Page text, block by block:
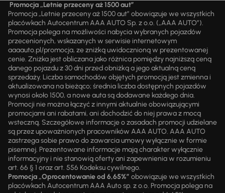
Promocja „Letnie przeceny aż 1500 aut”
Promocja „Letnie przeceny aż 1500 aut” obowiązuje we wszystkich
placówkach Autocentrum AAA AUTO Sp. z o.o. („AAA AUTO”).
Promocja polega na możliwości nabycia wybranych pojazdów
przecenionych, wskazanych w serwisie internetowym
aaaauto.pl/promocja, ze zniżką uwidocznioną w prezentowanej
cenie. Zniżka jest obliczana jako różnica pomiędzy najniższą ceną
danego pojazdu z 30 dni przed obniżką a jego aktualną ceną
sprzedaży. Liczba samochodów objętych promocją jest zmienna i
aktualizowana na bieżąco; średnia liczba dostępnych pojazdów
wynosi około 1500, a nowe auta są dodawane każdego dnia.
Promocji nie można łączyć z innymi aktualnie obowiązującymi
promocjami ani rabatami, ani dochodzić do niej prawa z mocą
wsteczną. Szczegółowe informacje o zasadach promocji udzielane
są przez upoważnionych pracowników AAA AUTO. AAA AUTO
zastrzega sobie prawo do zawarcia umowy wyłącznie w formie
pisemnej. Prezentowane informacje mają charakter wyłącznie
informacyjny i nie stanowią oferty ani zapewnienia w rozumieniu
art. 66 § 1 oraz art. 556 Kodeksu cywilnego.
Promocja „Oprocentowanie od 6,65%” obowiązuje we wszystkich
placówkach Autocentrum AAA Auto sp. z o.o. Promocja polega na